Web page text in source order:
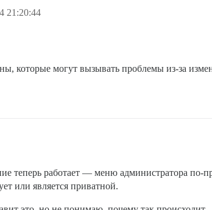
21:20:44
которые могут вызывать проблемы из-за
теперь работает — меню администратора по-
или является приватной.